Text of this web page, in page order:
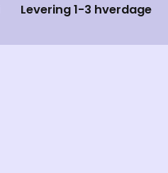
Levering 1-3 hverdage